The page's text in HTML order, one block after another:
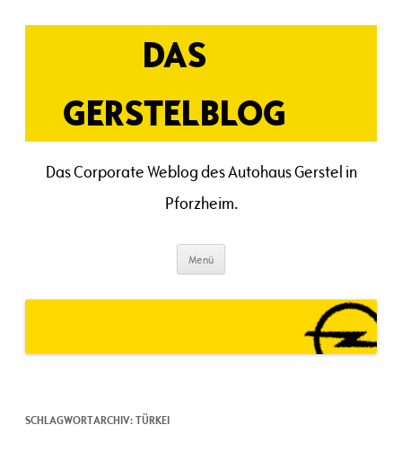
Inhalt
DAS
GERSTELBLOG
Das Corporate Weblog des Autohaus Gerstel in
Pforzheim.
Menü
SCHLAGWORTARCHIV:TÜRKEI